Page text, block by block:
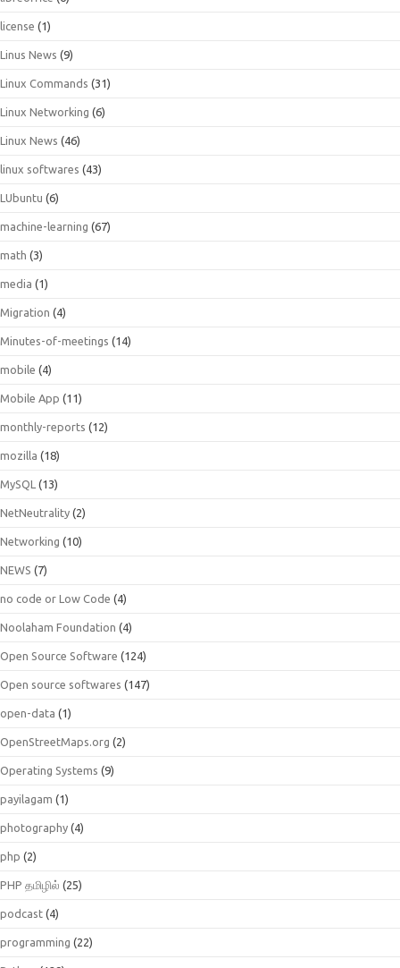
license (1)
Linus News (9)
Linux Commands (31)
Linux Networking (6)
Linux News (46)
linux softwares (43)
LUbuntu (6)
machine-learning (67)
math (3)
media (1)
Migration (4)
Minutes-of-meetings (14)
mobile (4)
Mobile App (11)
monthly-reports (12)
mozilla (18)
MySQL (13)
NetNeutrality (2)
Networking (10)
NEWS (7)
no code or Low Code (4)
Noolaham Foundation (4)
Open Source Software (124)
Open source softwares (147)
open-data (1)
OpenStreetMaps.org (2)
Operating Systems (9)
payilagam (1)
photography (4)
php (2)
PHP தமிழில் (25)
podcast (4)
programming (22)